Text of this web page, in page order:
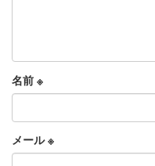
名前 ※
メール※